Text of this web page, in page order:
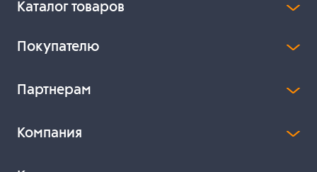
Каталог товаров
Покупателю
Партнерам
Компания